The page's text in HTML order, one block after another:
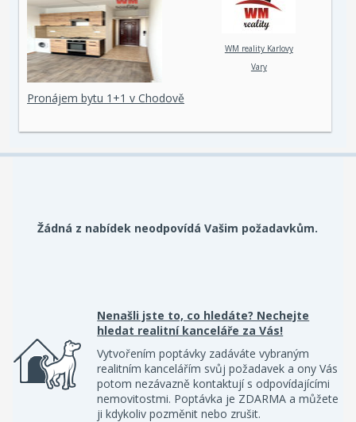
WM reality Karlovy
Vary
Pronájem bytu 1+1 v Chodově
Žádná z nabídek neodpovídá Vašim požadavkům.
Nenašli jste to, co hledáte? Nechejte
hledat realitní kanceláře za Vás!
Vytvořením poptávky zadáváte vybraným
realitním kancelářím svůj požadavek a ony Vás
potom nezávazně kontaktují s odpovídajícími
nemovitostmi. Poptávka je ZDARMA a můžete
ji kdykoliv pozměnit nebo zrušit.